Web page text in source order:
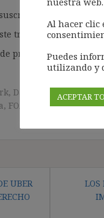
trámite pueda causar.
privacidad del blog:
, Daouidi Directiva
, FOA RDLeg 1/2013,
UBER
LOS
Al hacer clic
Puedes
utilizando y
ACEPTAR